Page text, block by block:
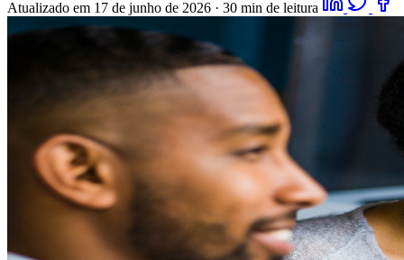
Atualizado em 17 de junho de 2026 · 30 min de leitura